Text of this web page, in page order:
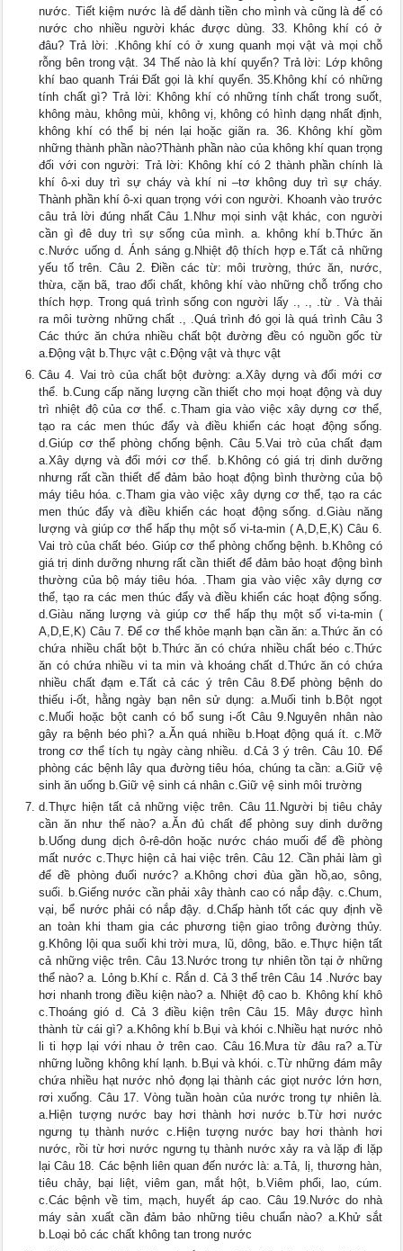
nước. Tiết kiệm nước là để dành tiền cho mình và cũng là để có
nước cho nhiều người khác được dùng. 33. Không khí có ở
đâu? Trả lời: .Không khí có ở xung quanh mọi vật và mọi chỗ
rỗng bên trong vật. 34 Thế nào là khí quyển? Trả lời: Lớp không
khí bao quanh Trái Đất gọi là khí quyển. 35.Không khí có những
tính chất gì? Trả lời: Không khí có những tính chất trong suốt,
không màu, không mùi, không vị, không có hình dạng nhất định,
không khí có thể bị nén lại hoặc giãn ra. 36. Không khí gồm
những thành phần nào?Thành phần nào của không khí quan trọng
đối với con người: Trả lời: Không khí có 2 thành phần chính là
khí ô-xi duy trì sự cháy và khí ni –tơ không duy trì sự cháy.
Thành phần khí ô-xi quan trọng với con người. Khoanh vào trước
câu trả lời đúng nhất Câu 1.Như mọi sinh vật khác, con người
cần gì đê duy trì sự sống của mình. a. không khí b.Thức ăn
c.Nước uống d. Ánh sáng g.Nhiệt độ thích hợp e.Tất cả những
yếu tố trên. Câu 2. Điền các từ: môi trường, thức ăn, nước,
thừa, cặn bã, trao đổi chất, không khí vào những chỗ trống cho
thích hợp. Trong quá trình sống con người lấy ., ., .từ . Và thải
ra môi tường những chất ., .Quá trình đó gọi là quá trình Câu 3
Các thức ăn chứa nhiều chất bột đường đều có nguồn gốc từ
a.Động vật b.Thực vật c.Động vật và thực vật
Câu 4. Vai trò của chất bột đường: a.Xây dựng và đổi mới cơ
thể. b.Cung cấp năng lượng cần thiết cho mọi hoạt động và duy
trì nhiệt độ của cơ thể. c.Tham gia vào việc xây dựng cơ thể,
tạo ra các men thúc đẩy và điều khiển các hoạt động sống.
d.Giúp cơ thể phòng chống bệnh. Câu 5.Vai trò của chất đạm
a.Xây dựng và đổi mới cơ thể. b.Không có giá trị dinh dưỡng
nhưng rất cần thiết để đảm bảo hoạt động bình thường của bộ
máy tiêu hóa. c.Tham gia vào việc xây dựng cơ thể, tạo ra các
men thúc đẩy và điều khiển các hoạt động sống. d.Giàu năng
lượng và giúp cơ thể hấp thụ một số vi-ta-min ( A,D,E,K) Câu 6.
Vai trò của chất béo. Giúp cơ thể phòng chống bệnh. b.Không có
giá trị dinh dưỡng nhưng rất cần thiết để đảm bảo hoạt động bình
thường của bộ máy tiêu hóa. .Tham gia vào việc xây dựng cơ
thể, tạo ra các men thúc đẩy và điều khiển các hoạt động sống.
d.Giàu năng lượng và giúp cơ thể hấp thụ một số vi-ta-min (
A,D,E,K) Câu 7. Để cơ thể khỏe mạnh bạn cần ăn: a.Thức ăn có
chứa nhiều chất bột b.Thức ăn có chứa nhiều chất béo c.Thức
ăn có chứa nhiều vi ta min và khoáng chất d.Thức ăn có chứa
nhiều chất đạm e.Tất cả các ý trên Câu 8.Để phòng bệnh do
thiếu i-ốt, hằng ngày bạn nên sử dụng: a.Muối tinh b.Bột ngọt
c.Muối hoặc bột canh có bổ sung i-ốt Câu 9.Nguyên nhân nào
gây ra bệnh béo phì? a.Ăn quá nhiều b.Hoạt động quá ít. c.Mỡ
trong cơ thể tích tụ ngày càng nhiều. d.Cả 3 ý trên. Câu 10. Để
phòng các bệnh lây qua đường tiêu hóa, chúng ta cần: a.Giữ vệ
sinh ăn uống b.Giữ vệ sinh cá nhân c.Giữ vệ sinh môi trường
d.Thực hiện tất cả những việc trên. Câu 11.Người bị tiêu chảy
cần ăn như thế nào? a.Ăn đủ chất để phòng suy dinh dưỡng
b.Uống dung dịch ô-rê-dôn hoặc nước cháo muối để đề phòng
mất nước c.Thực hiện cả hai việc trên. Câu 12. Cần phải làm gì
để đề phòng đuối nước? a.Không chơi đùa gần hồ,ao, sông,
suối. b.Giếng nước cần phải xây thành cao có nắp đậy. c.Chum,
vại, bể nước phải có nắp đậy. d.Chấp hành tốt các quy định về
an toàn khi tham gia các phương tiện giao trông đường thủy.
g.Không lội qua suối khi trời mưa, lũ, dông, bão. e.Thực hiện tất
cả những việc trên. Câu 13.Nước trong tự nhiên tồn tại ở những
thể nào? a. Lỏng b.Khí c. Rắn d. Cả 3 thể trên Câu 14 .Nước bay
hơi nhanh trong điều kiện nào? a. Nhiệt độ cao b. Không khí khô
c.Thoáng gió d. Cả 3 điều kiện trên Câu 15. Mây được hình
thành từ cái gì? a.Không khí b.Bụi và khói c.Nhiều hạt nước nhỏ
li ti hợp lại với nhau ở trên cao. Câu 16.Mưa từ đâu ra? a.Từ
những luồng không khí lạnh. b.Bụi và khói. c.Từ những đám mây
chứa nhiều hạt nước nhỏ đọng lại thành các giọt nước lớn hơn,
rơi xuống. Câu 17. Vòng tuần hoàn của nước trong tự nhiên là.
a.Hiện tượng nước bay hơi thành hơi nước b.Từ hơi nước
ngưng tụ thành nước c.Hiện tượng nước bay hơi thành hơi
nước, rồi từ hơi nước ngưng tụ thành nước xảy ra và lặp đi lặp
lại Câu 18. Các bệnh liên quan đến nước là: a.Tả, lị, thương hàn,
tiêu chảy, bại liệt, viêm gan, mắt hột, b.Viêm phổi, lao, cúm.
c.Các bệnh về tim, mạch, huyết áp cao. Câu 19.Nước do nhà
máy sản xuất cần đảm bảo những tiêu chuẩn nào? a.Khử sắt
b.Loại bỏ các chất không tan trong nước